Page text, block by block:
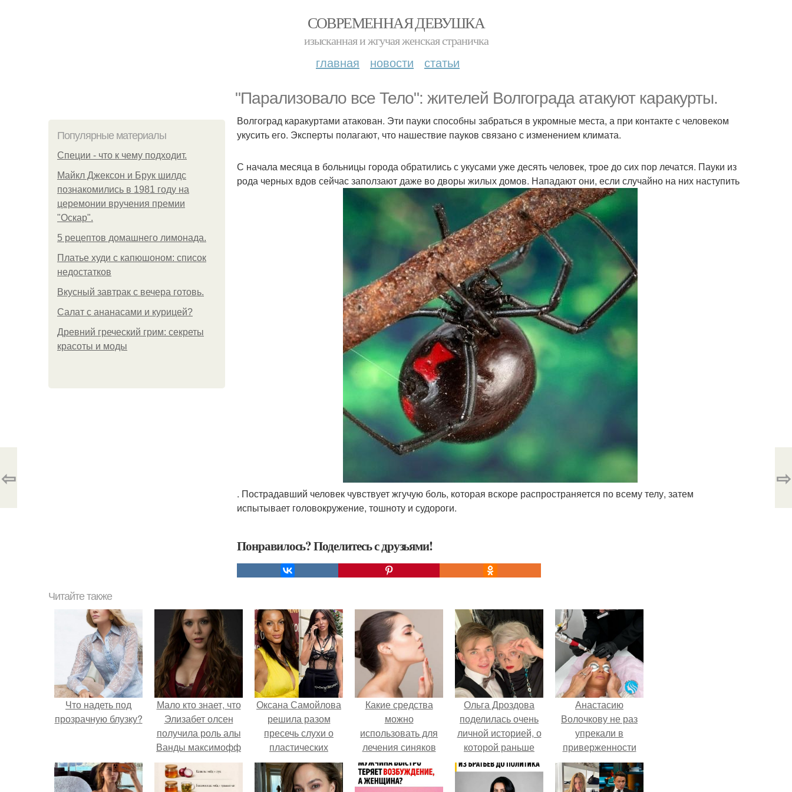
СОВРЕМЕННАЯ ДЕВУШКА
изысканная и жгучая женская страничка
главная новости статьи
"Пapализовало все Тело": жителей Волгограда атакуют каракурты.
Популярные материалы
Специи - что к чему подходит.
Майкл Джексон и Брук шилдс
познакомились в 1981 году на
церемонии вручения премии
"Оскар".
5 рецептов домашнего лимонада.
Платье худи с капюшоном: список
недостатков
Вкусный завтрак с вечера готовь.
Салат с ананасами и курицей?
Древний греческий грим: секреты
красоты и моды
Волгоград каракуртами атакован. Эти пауки способны забраться в укромные места, а при контакте с человеком
укусить его. Эксперты полагают, что нашествие пауков связано с изменением климата.
С начала месяца в больницы города обратились с укусами уже десять человек, трое до сих пор лечатся. Пауки из
рода черных вдов сейчас заползают даже во дворы жилых домов. Нападают они, если случайно на них наступить
. Пострадавший человек чувствует жгучую боль, которая вскоре распространяется по всему телу, затем
испытывает головокружение, тошноту и судороги.
Понравилось? Поделитесь с друзьями!
⇦ ⇨
Читайте также
Что надеть под
прозрачную блузку?
Мало кто знает, что
Элизабет олсен
получила роль алы
Ванды максимофф
не сразу.
Оксана Самойлова
решила разом
пресечь слухи о
пластических
операциях и
публично
Какие средства
можно
использовать для
лечения синяков
под глазами
Ольга Дроздова
поделилась очень
личной историей, о
которой раньше
почти не говорила.
Анастасию
Волочкову не раз
упрекали в
приверженности
устаревшим бьюти -
процедурам.